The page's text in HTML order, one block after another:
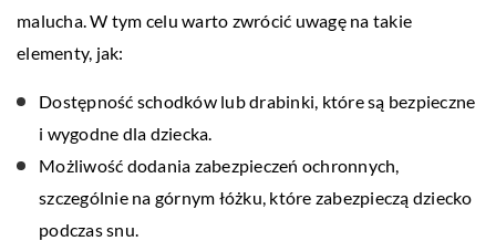
malucha. W tym celu warto zwrócić uwagę na takie
elementy, jak:
Dostępność schodków lub drabinki, które są bezpieczne
i wygodne dla dziecka.
Możliwość dodania zabezpieczeń ochronnych,
szczególnie na górnym łóżku, które zabezpieczą dziecko
podczas snu.